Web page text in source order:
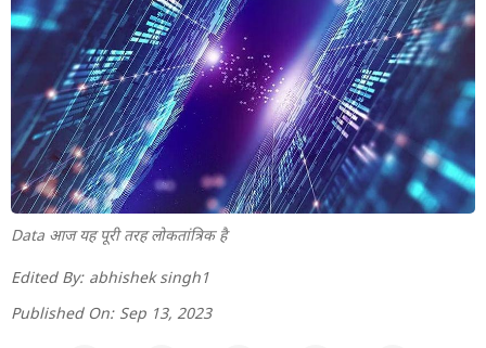
Data आज यह पूरी तरह लोकतांत्रिक है
Edited By: abhishek singh1
Published On: Sep 13, 2023